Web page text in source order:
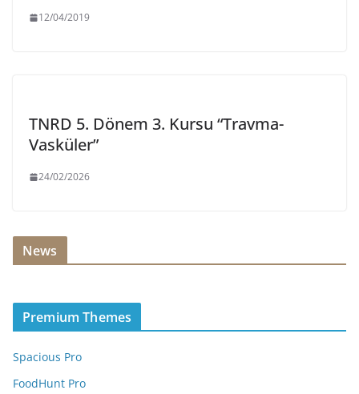
12/04/2019
TNRD 5. Dönem 3. Kursu “Travma-
Vasküler”
24/02/2026
News
Premium Themes
Spacious Pro
FoodHunt Pro